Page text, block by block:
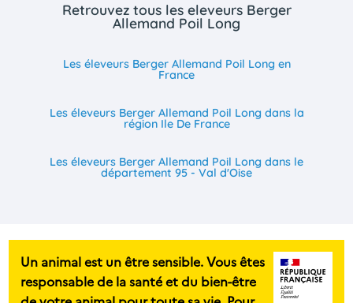
Retrouvez tous les eleveurs Berger
Allemand Poil Long
Les éleveurs Berger Allemand Poil Long en
France
Les éleveurs Berger Allemand Poil Long dans la
région Ile De France
Les éleveurs Berger Allemand Poil Long dans le
département 95 - Val d'Oise
Un animal est un être sensible. Vous êtes
responsable de la santé et du bien-être